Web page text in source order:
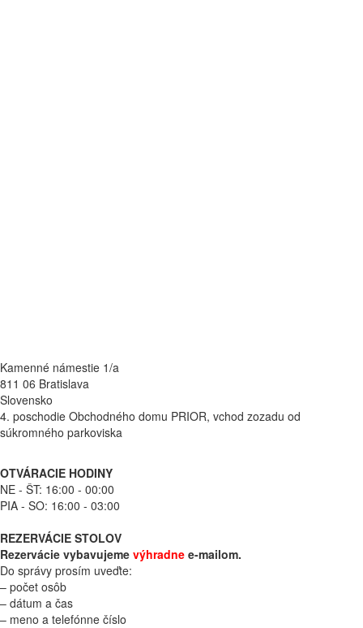
Kamenné námestie 1/a
811 06 Bratislava
Slovensko
4. poschodie Obchodného domu PRIOR, vchod zozadu od
súkromného parkoviska
OTVÁRACIE HODINY
NE - ŠT: 16:00 - 00:00
PIA - SO: 16:00 - 03:00
REZERVÁCIE STOLOV
Rezervácie vybavujeme výhradne e-mailom.
Do správy prosím uveďte:
– počet osôb
– dátum a čas
– meno a telefónne číslo